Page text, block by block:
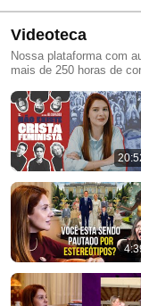
Videoteca
Nossa plataforma com
mais de 250 horas de